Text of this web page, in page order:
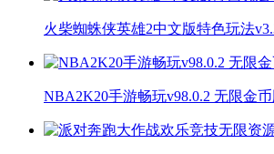
火柴蜘蛛侠英雄2中文版特色玩法
NBA2K20手游畅玩v98.0.2 无限金币